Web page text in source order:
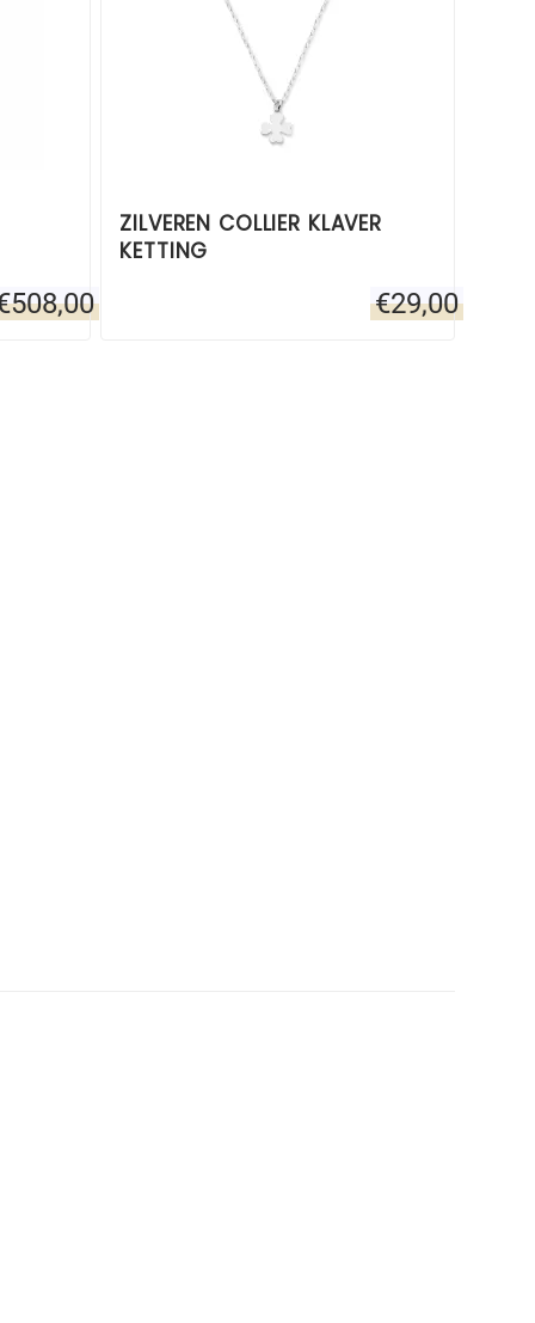
508,00
ZILVEREN COLLIER KLAVER
KETTING
€29,00